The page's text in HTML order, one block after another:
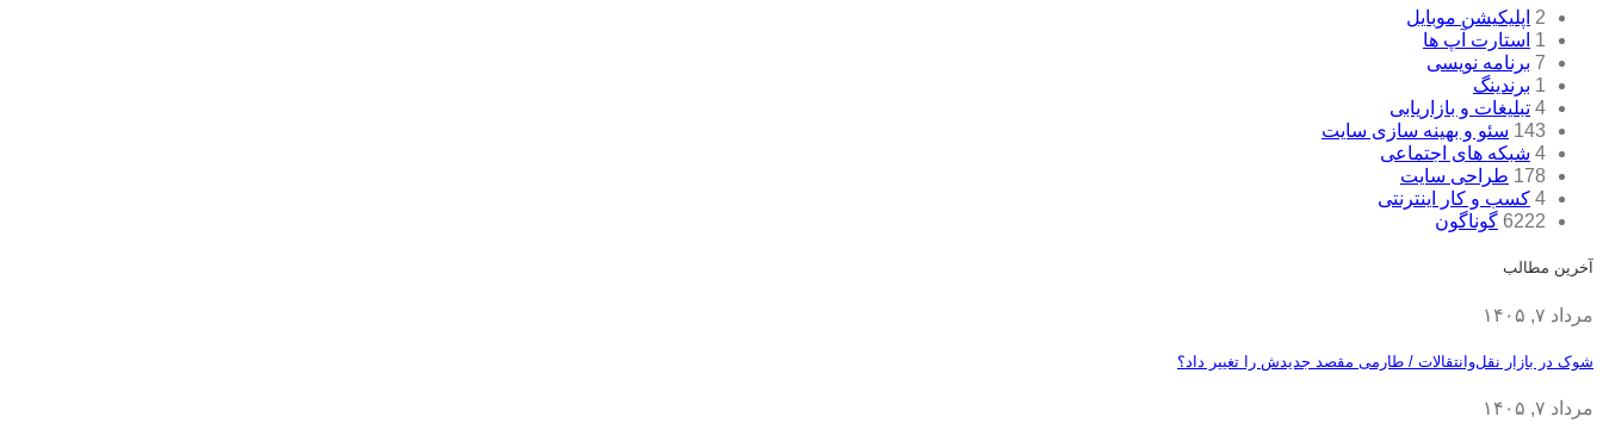
2 اپلیکیشن موبایل
1 استارت آپ ها
7 برنامه نویسی
1 برندینگ
4 تبلیغات و بازاریابی
143 سئو و بهینه سازی سایت
4 شبکه های اجتماعی
178 طراحی سایت
4 کسب و کار اینترنتی
6222 گوناگون
آخرین مطالب
مرداد ۷, ۱۴۰۵
شوک در بازار نقل‌وانتقالات / طارمی مقصد جدیدش را تغییر داد؟
مرداد ۷, ۱۴۰۵